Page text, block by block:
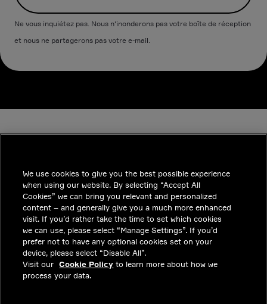
Ne vous inquiétez pas. Nous n'inonderons pas votre boîte de réception
et nous ne partagerons pas votre e-mail.
INDUSTRIES
INSIGHTS
SOLUTIONS
CARRIERES
INVESTISSEURS
We use cookies to give you the best possible experience
when using our website. By selecting “Accept All
Cookies” we can bring you relevant and personalized
content – and generally give you a much more enhanced
visit. If you’d rather take the time to set which cookies
we can use, please select “Manage Settings”. If you’d
prefer not to have any optional cookies set on your
device, please select “Disable All”.
Visit our Cookie Policy to learn more about how we
process your data.